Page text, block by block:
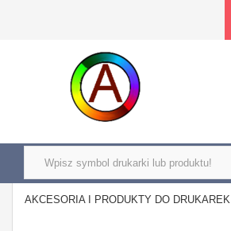
AKCESORIA I PRODUKTY DO DRUKAREK